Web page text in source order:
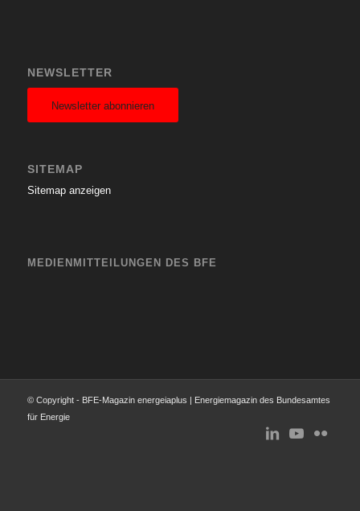
NEWSLETTER
Newsletter abonnieren
SITEMAP
Sitemap anzeigen
MEDIENMITTEILUNGEN DES BFE
© Copyright - BFE-Magazin energeiaplus | Energiemagazin des Bundesamtes
für Energie